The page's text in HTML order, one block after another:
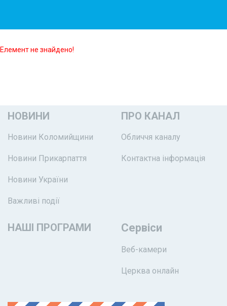
Елемент не знайдено!
НОВИНИ
Новини Коломийщини
Новини Прикарпаття
Новини України
Важливі події
ПРО КАНАЛ
Обличчя каналу
Контактна інформація
НАШІ ПРОГРАМИ Сервіси
Веб-камери
Церква онлайн